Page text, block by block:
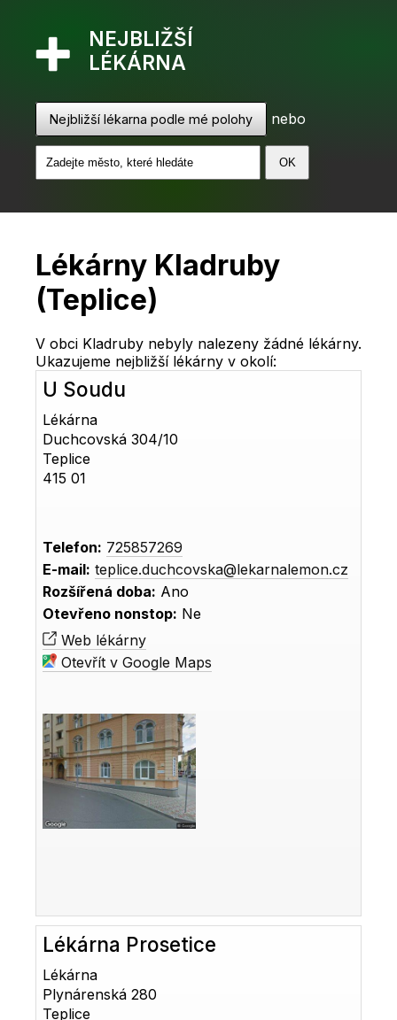
NEJBLIŽŠÍ
LÉKÁRNA
Nejbližší lékarna podle mé polohy nebo
Lékárny Kladruby
(Teplice)
V obci Kladruby nebyly nalezeny žádné lékárny.
Ukazujeme nejbližší lékárny v okolí:
U Soudu
Lékárna
Duchcovská 304/10
Teplice
415 01
Telefon: 725857269
E-mail: teplice.duchcovska@lekarnalemon.cz
Rozšířená doba: Ano
Otevřeno nonstop: Ne
Web lékárny
Otevřít v Google Maps
Lékárna Prosetice
Lékárna
Plynárenská 280
Teplice